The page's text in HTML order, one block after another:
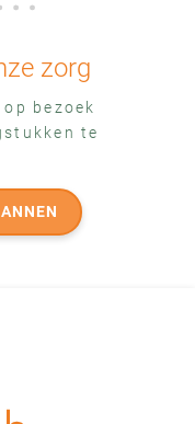
zorg
bezoek
te